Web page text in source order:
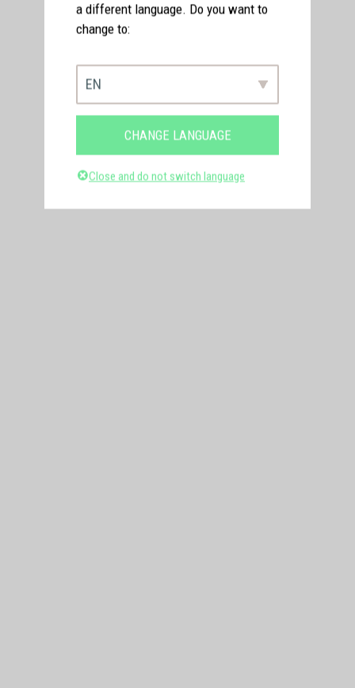
a different language. Do you want to
change to:
EN
CHANGE LANGUAGE
Close and do not switch language